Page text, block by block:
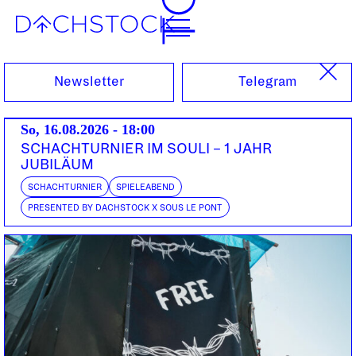
Sa, 14.03.2026
Newsletter Telegram
So, 16.08.2026 - 18:00
SCHACHTURNIER IM SOULI – 1 JAHR
JUBILÄUM
SCHACHTURNIER SPIELEABEND
PRESENTED BY DACHSTOCK X SOUS LE PONT